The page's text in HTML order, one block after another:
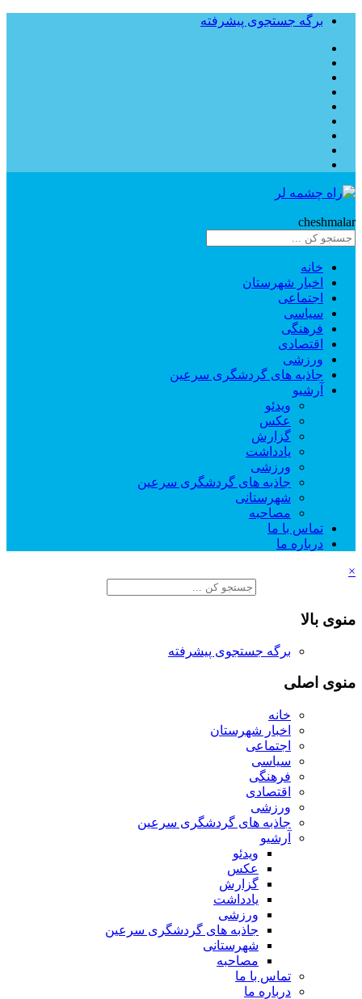
برگه جستجوی پیشرفته
cheshmalar
خانه
اخبار شهرستان
اجتماعی
سیاسی
فرهنگی
اقتصادی
ورزشی
جاذبه های گردشگری سرعین
آرشیو
ویدئو
عکس
گزارش
یادداشت
ورزشی
جاذبه های گردشگری سرعین
شهرستانی
مصاحبه
تماس با ما
درباره ما
×
منوی بالا
برگه جستجوی پیشرفته
منوی اصلی
خانه
اخبار شهرستان
اجتماعی
سیاسی
فرهنگی
اقتصادی
ورزشی
جاذبه های گردشگری سرعین
آرشیو
ویدئو
عکس
گزارش
یادداشت
ورزشی
جاذبه های گردشگری سرعین
شهرستانی
مصاحبه
تماس با ما
درباره ما